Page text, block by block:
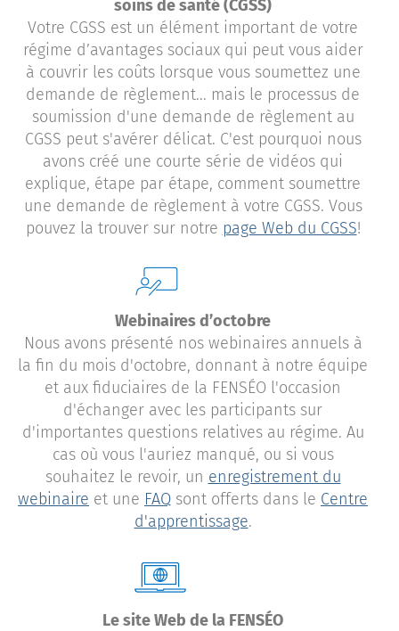
soins de santé (CGSS)
Votre CGSS est un élément important de votre
régime d’avantages sociaux qui peut vous aider
à couvrir les coûts lorsque vous soumettez une
demande de règlement... mais le processus de
soumission d'une demande de règlement au
CGSS peut s'avérer délicat. C'est pourquoi nous
avons créé une courte série de vidéos qui
explique, étape par étape, comment soumettre
une demande de règlement à votre CGSS. Vous
pouvez la trouver sur notre page Web du CGSS!
Webinaires d’octobre
Nous avons présenté nos webinaires annuels à
la fin du mois d'octobre, donnant à notre équipe
et aux fiduciaires de la FENSÉO l'occasion
d'échanger avec les participants sur
d'importantes questions relatives au régime. Au
cas où vous l'auriez manqué, ou si vous
souhaitez le revoir, un enregistrement du
webinaire et une FAQ sont offerts dans le Centre
d'apprentissage.
Le site Web de la FENSÉO